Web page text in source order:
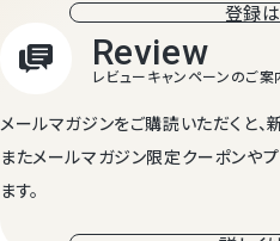
登録
メールマガジンをご購読いただくと
またメールマガジン限定クーポンや
ます。